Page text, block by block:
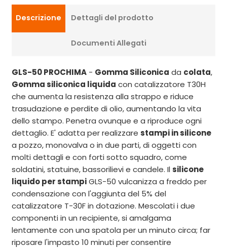
Descrizione Dettagli del prodotto
Documenti Allegati
GLS-50 PROCHIMA - Gomma Siliconica da colata,
Gomma siliconica liquida con catalizzatore T30H
che aumenta la resistenza alla strappo e riduce
trasudazione e perdite di olio, aumentando la vita
dello stampo. Penetra ovunque e a riproduce ogni
dettaglio. E' adatta per realizzare stampi in silicone
a pozzo, monovalva o in due parti, di oggetti con
molti dettagli e con forti sotto squadro, come
soldatini, statuine, bassorilievi e candele. Il silicone
liquido per stampiGLS-50 vulcanizza a freddo per
condensazione con l'aggiunta del 5% del
catalizzatore T-30F in dotazione. Mescolati i due
componenti in un recipiente, si amalgama
lentamente con una spatola per un minuto circa; far
riposare l'impasto 10 minuti per consentire